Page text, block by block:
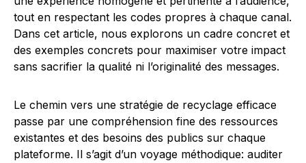
tout en respectant les codes propres à chaque canal.
Dans cet article, nous explorons un cadre concret et
des exemples concrets pour maximiser votre impact
sans sacrifier la qualité ni l’originalité des messages.
Le chemin vers une stratégie de recyclage efficace
passe par une compréhension fine des ressources
existantes et des besoins des publics sur chaque
plateforme. Il s’agit d’un voyage méthodique: auditer